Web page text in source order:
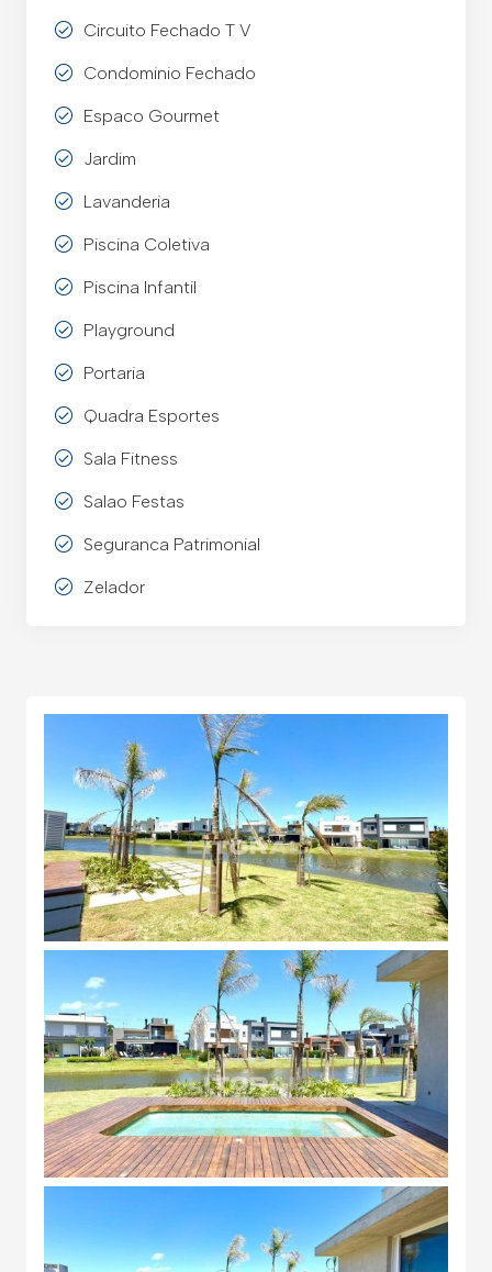
Circuito Fechado T V
Condominio Fechado
Espaco Gourmet
Jardim
Lavanderia
Piscina Coletiva
Piscina Infantil
Playground
Portaria
Quadra Esportes
Sala Fitness
Salao Festas
Seguranca Patrimonial
Zelador